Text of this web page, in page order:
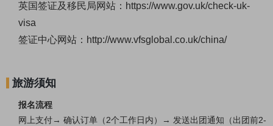
英国签证及移民局网站： https://www.gov.uk/check-uk-
visa
签证中心网站： http://www.vfsglobal.co.uk/china/
旅游须知
报名流程
网上支付→ 确认订单（2个工作日内）→ 发送出团通知（出团前2-